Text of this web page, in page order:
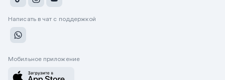
Написать в чат с поддержкой
Мобильное приложение